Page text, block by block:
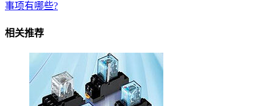
事项有哪些?
相关推荐